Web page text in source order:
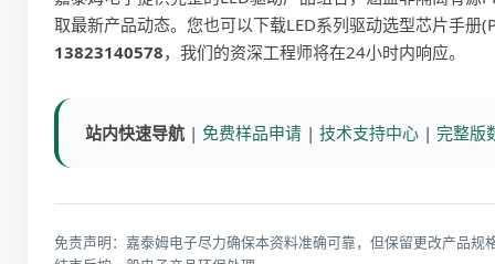
取最新产品动态。您也可以下载LED系列驱动选型芯片手册
13823140578，我们的资深工程师将在24小时内响应。
站内快速导航 | 免费样品申请 | 技术支持中心 | 完整版
免责声明：嘉泰姆电子尽力确保本资料准确可靠，但保留更改产品